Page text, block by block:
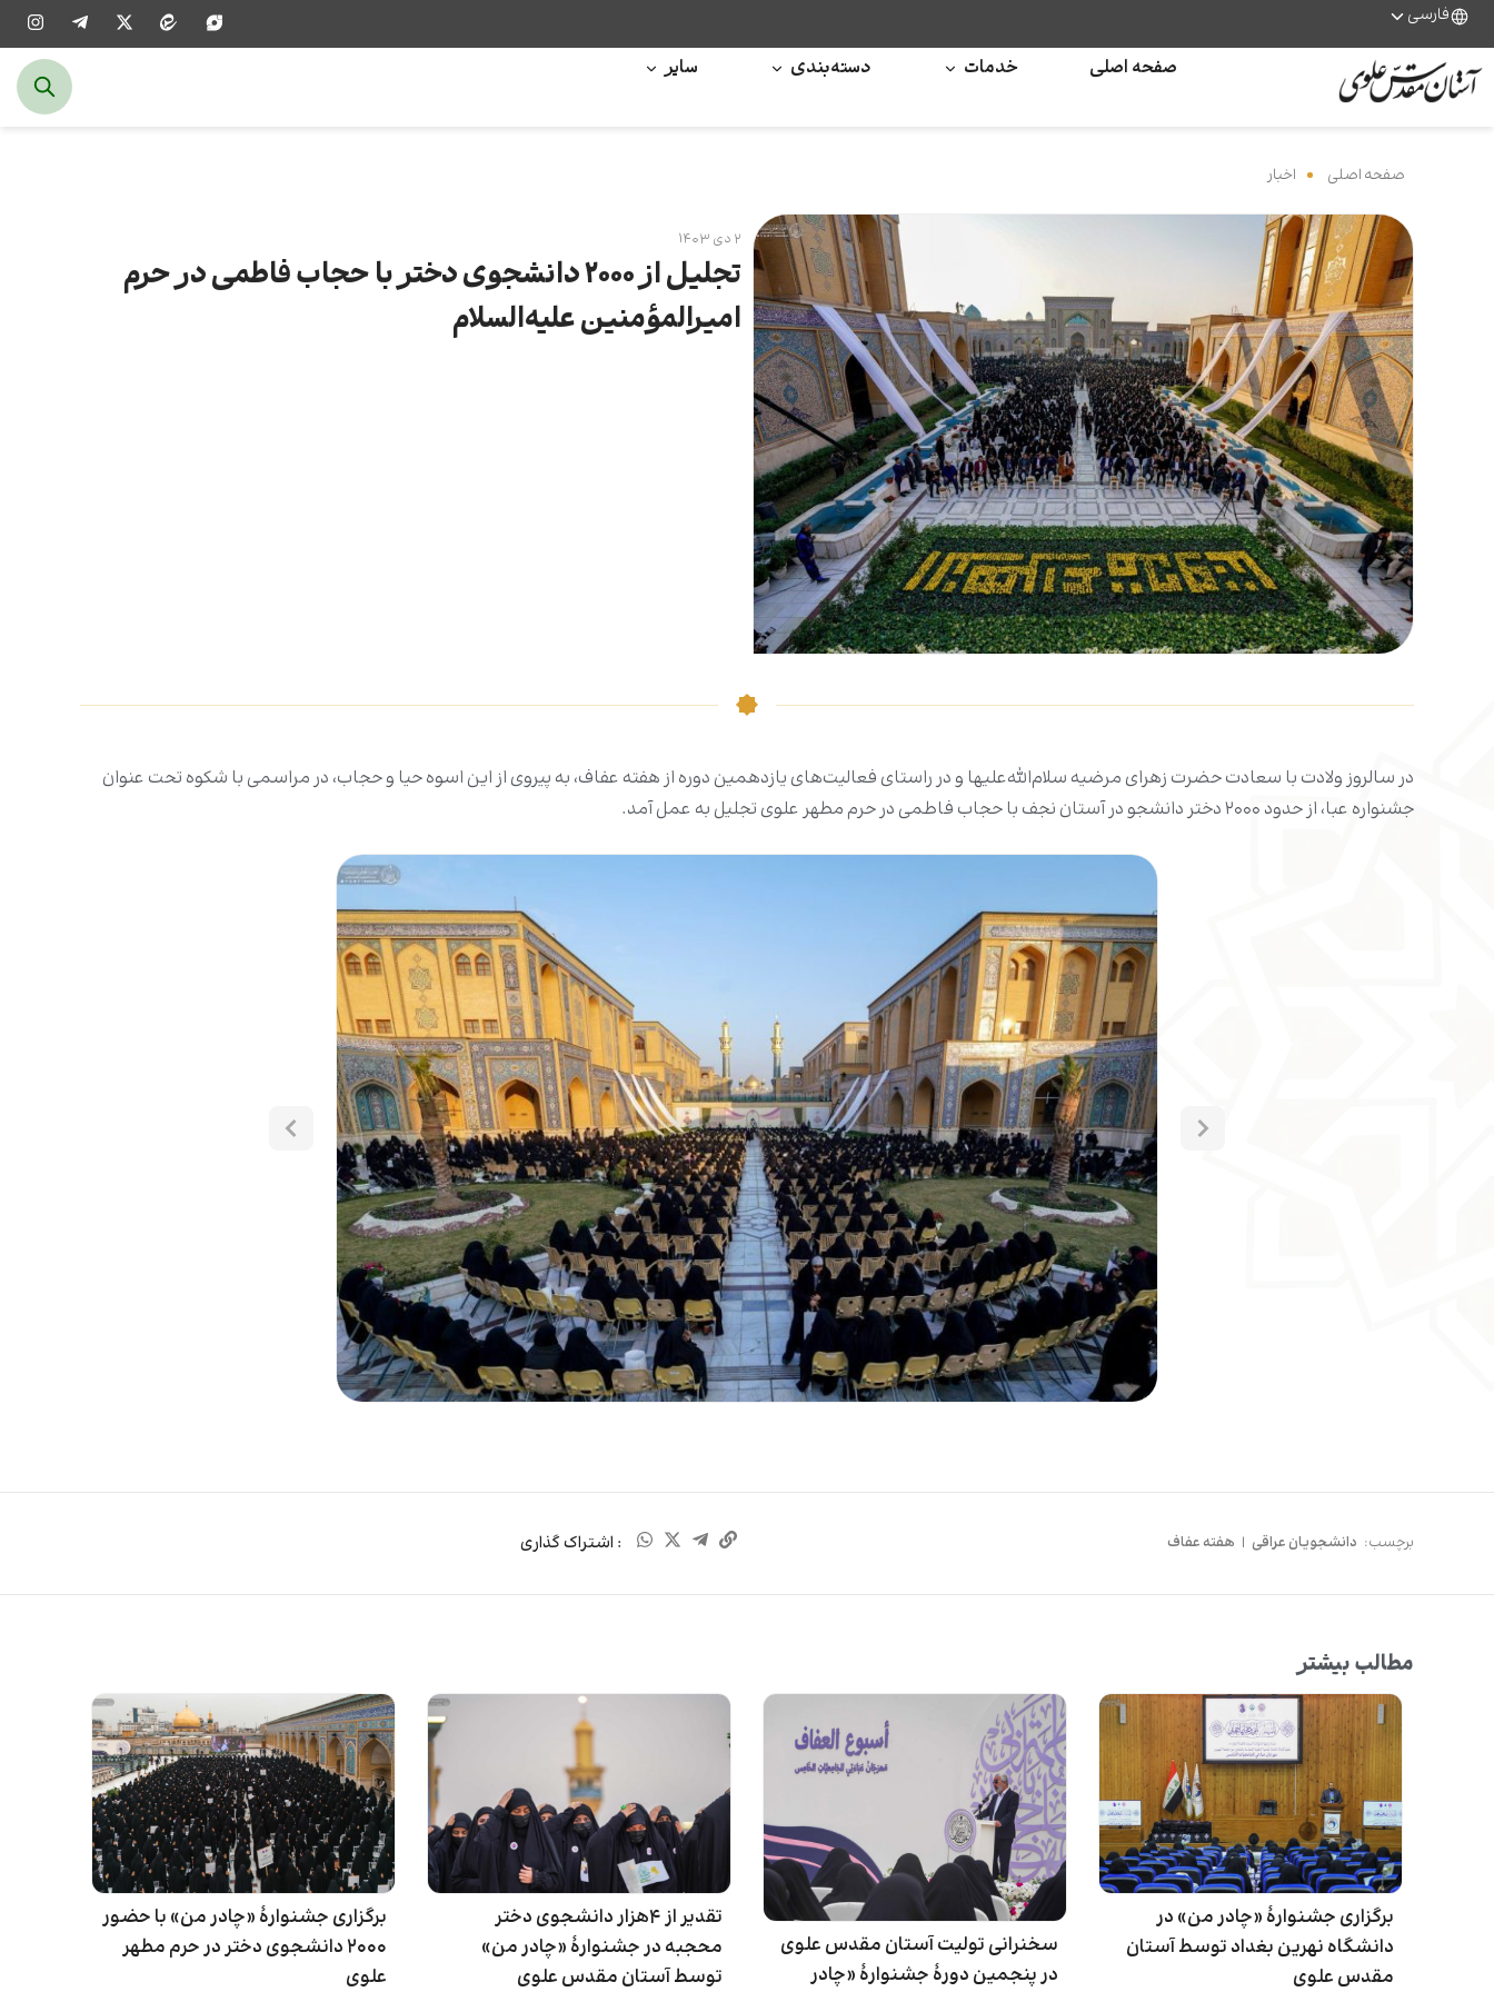
فارسی
صفحه اصلی خدمات دسته‌بندی سایر
صفحه اصلی اخبار
۲ دی ۱۴۰۳
تجلیل از ۲۰۰۰ دانشجوی دختر با حجاب فاطمی در حرم
امیرالمؤمنین علیه‌السلام
در سالروز ولادت با سعادت حضرت زهرای مرضیه سلام‌الله‌علیها و در راستای فعالیت‌های یازدهمین دوره از هفته عفاف، به پیروی از این اسوه حیا و حجاب، در مراسمی با شکوه تحت عنوان
جشنواره عبا، از حدود ۲۰۰۰ دختر دانشجو در آستان نجف با حجاب فاطمی در حرم مطهر علوی تجلیل به عمل آمد.
برچسب: دانشجویان عراقی | هفته عفاف : اشتراک گذاری
مطالب بیشتر
برگزاری جشنوارۀ «چادر من» در
دانشگاه نهرین بغداد توسط آستان
مقدس علوی
سخنرانی تولیت آستان مقدس علوی
در پنجمین دورۀ جشنوارۀ «چادر
تقدیر از ۴هزار دانشجوی دختر
محجبه در جشنوارۀ «چادر من»
توسط آستان مقدس علوی
برگزاری جشنوارهٔ «چادر من» با حضور
۲۰۰۰ دانشجوی دختر در حرم مطهر
علوی